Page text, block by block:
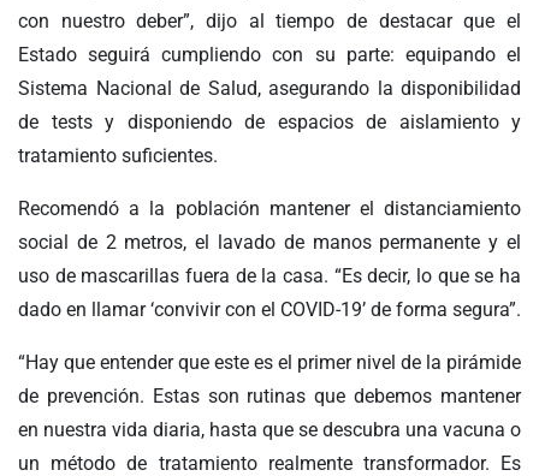
con nuestro deber”, dijo al tiempo de destacar que el
Estado seguirá cumpliendo con su parte: equipando el
Sistema Nacional de Salud, asegurando la disponibilidad
de tests y disponiendo de espacios de aislamiento y
tratamiento suficientes.
Recomendó a la población mantener el distanciamiento
social de 2 metros, el lavado de manos permanente y el
uso de mascarillas fuera de la casa. “Es decir, lo que se ha
dado en llamar ‘convivir con el COVID-19’ de forma segura”.
“Hay que entender que este es el primer nivel de la pirámide
de prevención. Estas son rutinas que debemos mantener
en nuestra vida diaria, hasta que se descubra una vacuna o
un método de tratamiento realmente transformador. Es